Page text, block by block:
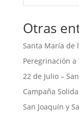
Otras
Santa María de
Peregrinación a
22 de Julio –
Campaña
San Joaquín y